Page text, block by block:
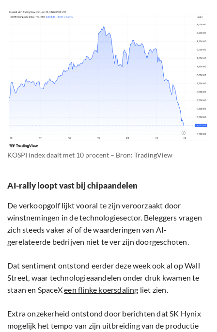
KOSPI index daalt met 10 procent – Bron: TradingView
AI-rally loopt vast bij chipaandelen
De verkoopgolf lijkt vooral te zijn veroorzaakt door
winstnemingen in de technologiesector. Beleggers vragen
zich steeds vaker af of de waarderingen van AI-
gerelateerde bedrijven niet te ver zijn doorgeschoten.
Dat sentiment ontstond eerder deze week ook al op Wall
Street, waar technologieaandelen onder druk kwamen te
staan en SpaceXeen flinke koersdaling liet zien.
Extra onzekerheid ontstond door berichten dat SK Hynix
mogelijk het tempo van zijn uitbreiding van de productie